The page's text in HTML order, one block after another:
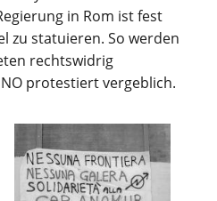
in Rom ist fest
zu statuieren. So werden
rechtswidrig
protestiert vergeblich.